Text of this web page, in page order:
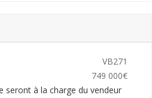
VB271
749 000€
seront à la charge du vendeur